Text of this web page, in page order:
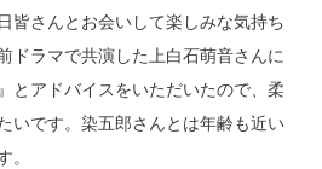
皆さんとお会いして楽しみな気持ち
ドラマで共演した上白石萌音さんに
とアドバイスをいただいたので、柔
いです。染五郎さんとは年齢も近い
。